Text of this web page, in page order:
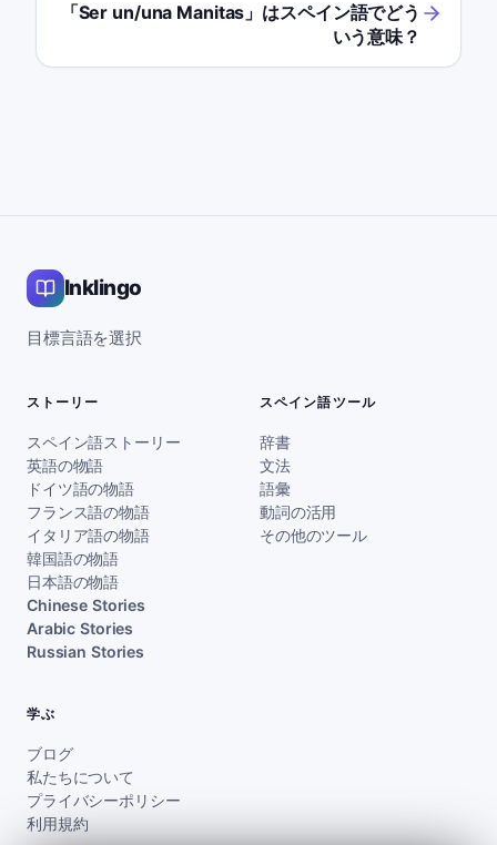
「Ser un/una Manitas」はスペイン語でどう
いう意味？
Inklingo
目標言語を選択
ストーリー
スペイン語ストーリー
英語の物語
ドイツ語の物語
フランス語の物語
イタリア語の物語
韓国語の物語
日本語の物語
Chinese Stories
Arabic Stories
Russian Stories
スペイン語ツール
辞書
文法
語彙
動詞の活用
その他のツール
学ぶ
ブログ
私たちについて
プライバシーポリシー
利用規約